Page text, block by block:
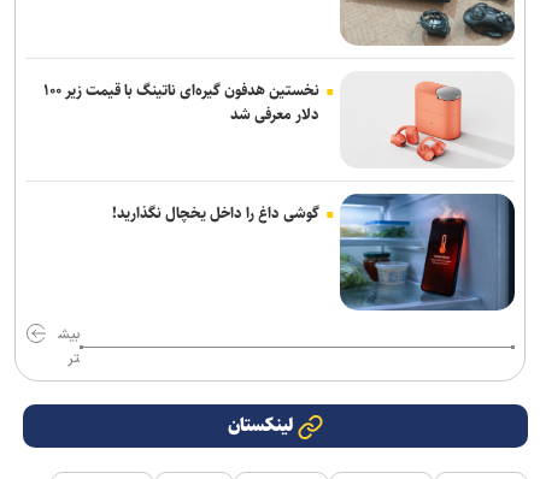
نخستین هدفون گیره‌ای ناتینگ با قیمت زیر ۱۰۰
دلار معرفی شد
گوشی داغ را داخل یخچال نگذارید!
بیش
تر
لینکستان